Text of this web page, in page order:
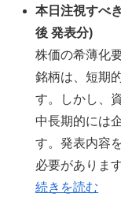
本日注視すべ
後 発表分)
株価の希薄化
銘柄は、短期
す。しかし、
中長期的には
す。発表内容
必要があります
続きを読む